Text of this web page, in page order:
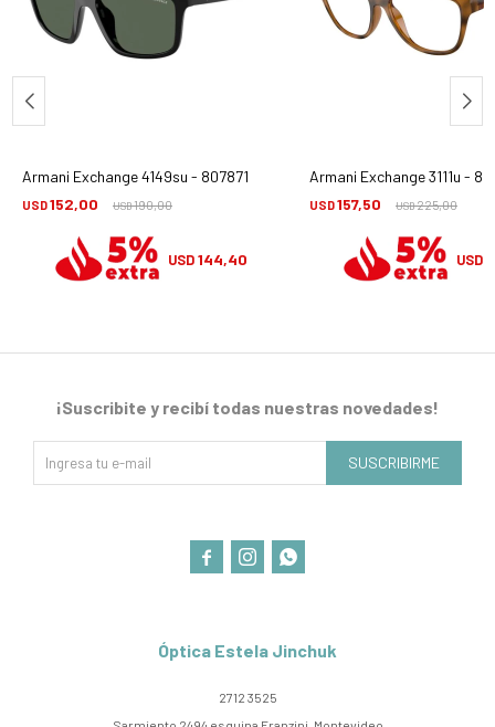
Armani Exchange 4149su - 807871
USD152,00 USD190,00
USD 144,40
Armani Exchange 3111u -
USD157,50 USD225,00
USD
Óptica Estela Jinchuk
2712 3525
¡Suscribite y recibí todas nuestras novedades!
SUSCRIBIRME
  